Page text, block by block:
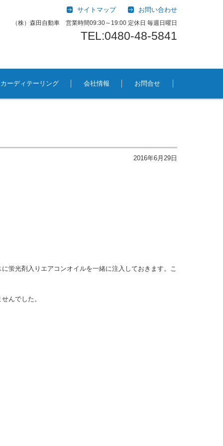
サイトマップ お問い合わせ
（株）森田自動車 営業時間09:30～19:00 定休日 毎週日曜日
TEL:0480-48-5841
カーディテーリング 会社情報 お問合せ
2016年6月29日
蛍光剤入りエアコンオイルを一緒に注入しておきます。こ
んでした。